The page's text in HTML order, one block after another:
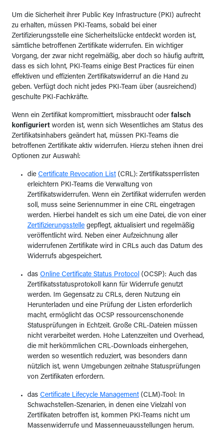
Um die Sicherheit ihrer Public Key Infrastructure (PKI) aufrecht
zu erhalten, müssen PKI-Teams, sobald bei einer
Zertifizierungsstelle eine Sicherheitslücke entdeckt worden ist,
sämtliche betroffenen Zertifikate widerrufen. Ein wichtiger
Vorgang, der zwar nicht regelmäßig, aber doch so häufig auftritt,
dass es sich lohnt, PKI-Teams einige Best Practices für einen
effektiven und effizienten Zertifikatswiderruf an die Hand zu
geben. Verfügt doch nicht jedes PKI-Team über (ausreichend)
geschulte PKI-Fachkräfte.
Wenn ein Zertifikat kompromittiert, missbraucht oder falsch
konfiguriert worden ist, wenn sich Wesentliches am Status des
Zertifikatsinhabers geändert hat, müssen PKI-Teams die
betroffenen Zertifikate aktiv widerrufen. Hierzu stehen ihnen drei
Optionen zur Auswahl:
die Certificate Revocation List(CRL): Zertifikatssperrlisten
erleichtern PKI-Teams die Verwaltung von
Zertifikatswiderrufen. Wenn ein Zertifikat widerrufen werden
soll, muss seine Seriennummer in eine CRL eingetragen
werden. Hierbei handelt es sich um eine Datei, die von einer
Zertifizierungsstelle gepflegt, aktualisiert und regelmäßig
veröffentlicht wird. Neben einer Aufzeichnung aller
widerrufenen Zertifikate wird in CRLs auch das Datum des
Widerrufs abgespeichert.
das Online Certificate Status Protocol (OCSP): Auch das
Zertifikatsstatusprotokoll kann für Widerrufe genutzt
werden. Im Gegensatz zu CRLs, deren Nutzung ein
Herunterladen und eine Prüfung der Listen erforderlich
macht, ermöglicht das OCSP ressourcenschonende
Statusprüfungen in Echtzeit. Große CRL-Dateien müssen
nicht verarbeitet werden. Hohe Latenzzeiten und Overhead,
die mit herkömmlichen CRL-Downloads einhergehen,
werden so wesentlich reduziert, was besonders dann
nützlich ist, wenn Umgebungen zeitnahe Statusprüfungen
von Zertifikaten erfordern.
das Certificate Lifecycle Management(CLM)-Tool: In
Schwachstellen-Szenarien, in denen eine Vielzahl von
Zertifikaten betroffen ist, kommen PKI-Teams nicht um
Massenwiderrufe und Massenneuausstellungen herum.